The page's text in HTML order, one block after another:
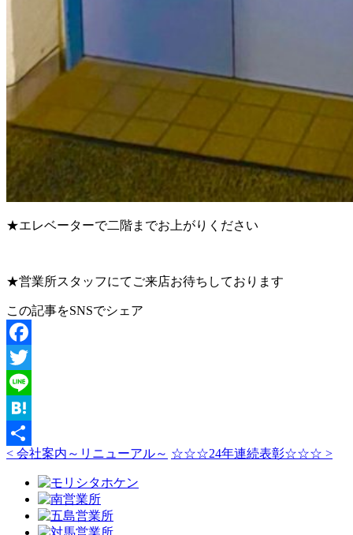
★エレベーターで二階までお上がりください
★営業所スタッフにてご来店お待ちしております
この記事をSNSでシェア
Facebook
Twitter
Line
Hatena
共
< 会社案内～リニューアル～ ☆☆☆24年連続表彰☆☆☆ >